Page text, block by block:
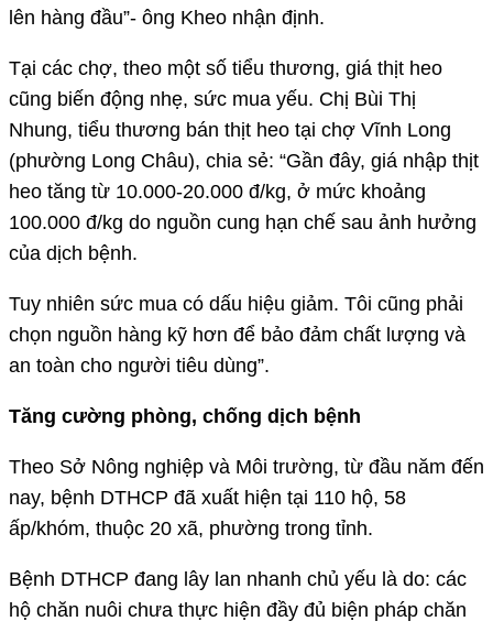
lên hàng đầu”- ông Kheo nhận định.
Tại các chợ, theo một số tiểu thương, giá thịt heo
cũng biến động nhẹ, sức mua yếu. Chị Bùi Thị
Nhung, tiểu thương bán thịt heo tại chợ Vĩnh Long
(phường Long Châu), chia sẻ: “Gần đây, giá nhập thịt
heo tăng từ 10.000-20.000 đ/kg, ở mức khoảng
100.000 đ/kg do nguồn cung hạn chế sau ảnh hưởng
của dịch bệnh.
Tuy nhiên sức mua có dấu hiệu giảm. Tôi cũng phải
chọn nguồn hàng kỹ hơn để bảo đảm chất lượng và
an toàn cho người tiêu dùng”.
Tăng cường phòng, chống dịch bệnh
Theo Sở Nông nghiệp và Môi trường, từ đầu năm đến
nay, bệnh DTHCP đã xuất hiện tại 110 hộ, 58
ấp/khóm, thuộc 20 xã, phường trong tỉnh.
Bệnh DTHCP đang lây lan nhanh chủ yếu là do: các
hộ chăn nuôi chưa thực hiện đầy đủ biện pháp chăn